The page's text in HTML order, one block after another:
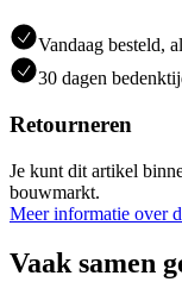
Vandaag besteld,
30 dagen
Retourneren
Je kunt dit artikel
bouwmarkt.
Meer informatie over
Vaak samen